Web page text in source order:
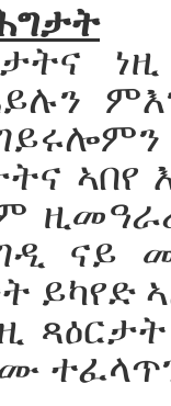
ኣበየ
ናይ
ይካየድ
ጻዕርታት